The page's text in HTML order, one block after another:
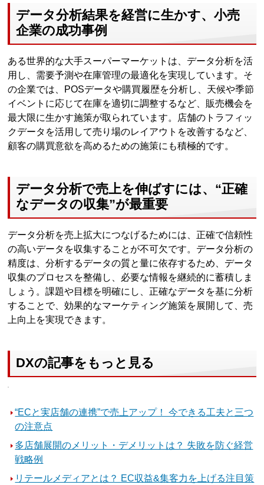
データ分析結果を経営に生かす、小売
企業の成功事例
ある世界的な大手スーパーマーケットは、データ分析を活
用し、需要予測や在庫管理の最適化を実現しています。そ
の企業では、POSデータや購買履歴を分析し、天候や季節
イベントに応じて在庫を適切に調整するなど、販売機会を
最大限に生かす施策が取られています。店舗のトラフィッ
クデータを活用して売り場のレイアウトを改善するなど、
顧客の購買意欲を高めるための施策にも積極的です。
データ分析で売上を伸ばすには、“正確
なデータの収集”が最重要
データ分析を売上拡大につなげるためには、正確で信頼性
の高いデータを収集することが不可欠です。データ分析の
精度は、分析するデータの質と量に依存するため、データ
収集のプロセスを整備し、必要な情報を継続的に蓄積しま
しょう。課題や目標を明確にし、正確なデータを基に分析
することで、効果的なマーケティング施策を展開して、売
上向上を実現できます。
DXの記事をもっと見る
“ECと実店舗の連携”で売上アップ！ 今できる工夫と三つ
の注意点
多店舗展開のメリット・デメリットは？ 失敗を防ぐ経営
戦略例
リテールメディアとは？ EC収益&集客力を上げる注目策